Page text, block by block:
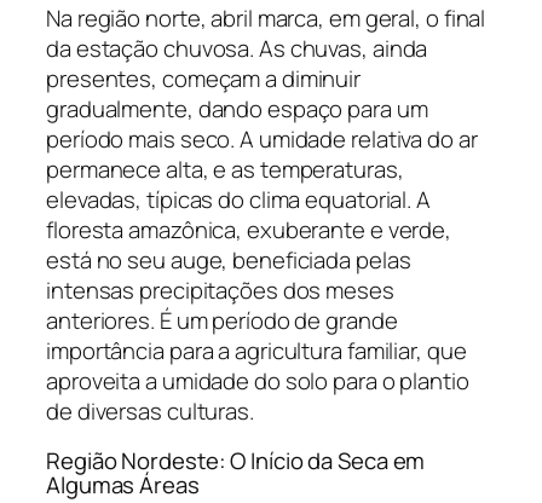
Na região norte, abril marca, em geral, o final
da estação chuvosa. As chuvas, ainda
presentes, começam a diminuir
gradualmente, dando espaço para um
período mais seco. A umidade relativa do ar
permanece alta, e as temperaturas,
elevadas, típicas do clima equatorial. A
floresta amazônica, exuberante e verde,
está no seu auge, beneficiada pelas
intensas precipitações dos meses
anteriores. É um período de grande
importância para a agricultura familiar, que
aproveita a umidade do solo para o plantio
de diversas culturas.
Região Nordeste: O Início da Seca em
Algumas Áreas